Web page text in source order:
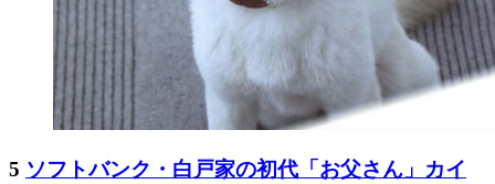
5 ソフトバンク・白戸家の初代「お父さん」カイ